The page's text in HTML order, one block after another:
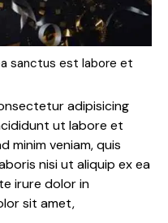
sanctus est labore et
adipisicing
ut labore et
minim veniam, quis
nisi ut aliquip ex ea
irure dolor in
sit amet,